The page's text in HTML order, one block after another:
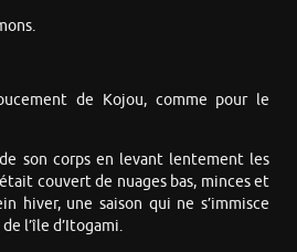
de Kojou, comme pour le
son corps en levant lentement les
couvert de nuages bas, minces et
hiver, une saison qui ne s’immisce
l’île d’Itogami.